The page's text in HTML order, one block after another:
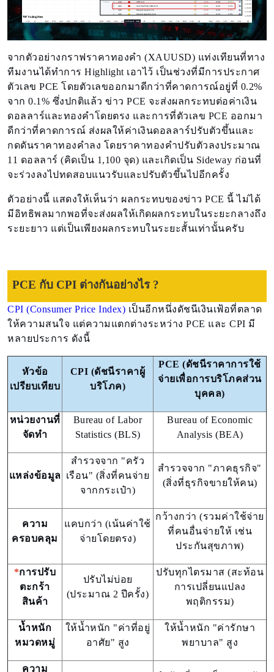
จากตัวอย่างกราฟราคาทองคำ (XAUUSD) แท่งเทียนที่ทาง
ทีมงานได้ทำการ Highlight เอาไว้ เป็นช่วงที่มีการประกาศ
ตัวเลข PCE โดยตัวเลขออกมาดีกว่าที่คาดการณ์อยู่ที่ 0.2%
จาก 0.1% ซึ่งปกติแล้ว ข่าว PCE จะส่งผลกระทบต่อค่าเงิน
ดอลลาร์และทองคำโดยตรง และการที่ตัวเลข PCE ออกมา
ดีกว่าที่คาดการณ์ ส่งผลให้ค่าเงินดอลลาร์ปรับตัวขึ้นและ
กดดันราคาทองคำลง โดยราคาทองคำปรับตัวลงประมาณ
11 ดอลลาร์ (คิดเป็น 1,100 จุด) และเกิดเป็น Sideway ก่อนที่
จะร่วงลงไปทดสอบแนวรับและปรับตัวขึ้นไปอีกครั้ง
ตัวอย่างนี้ แสดงให้เห็นว่า ผลกระทบของข่าว PCE นี้ ไม่ได้
มีอิทธิพลมากพอที่จะส่งผลให้เกิดผลกระทบในระยะกลางถึง
ระยะยาว แต่เป็นเพียงผลกระทบในระยะสั้นเท่านั้นครับ
PCE กับ CPI ต่างกันอย่างไร ?
CPI (Consumer Price Index) เป็นอีกหนึ่งดัชนีเงินเฟ้อที่ตลาด
ให้ความสนใจ แต่ความแตกต่างระหว่าง PCE และ CPI มี
หลายประการ ดังนี้
หัวข้อ
เปรียบเทียบ
CPI (ดัชนีราคาผู้
บริโภค)
PCE (ดัชนีราคาการใช้
จ่ายเพื่อการบริโภคส่วน
บุคคล)
หน่วยงานที่
จัดทำ
Bureau of Labor
Statistics (BLS)
Bureau of Economic
Analysis (BEA)
แหล่งข้อมูล
สำรวจจาก "ครัว
เรือน" (สิ่งที่คนจ่าย
จากกระเป๋า)
สำรวจจาก "ภาคธุรกิจ"
(สิ่งที่ธุรกิจขายให้คน)
ความ
ครอบคลุม
แคบกว่า (เน้นค่าใช้
จ่ายโดยตรง)
กว้างกว่า (รวมค่าใช้จ่าย
ที่คนอื่นจ่ายให้ เช่น
ประกันสุขภาพ)
*การปรับ
ตะกร้า
สินค้า
ปรับไม่บ่อย
(ประมาณ 2 ปีครั้ง)
ปรับทุกไตรมาส (สะท้อน
การเปลี่ยนแปลง
พฤติกรรม)
น้ำหนัก
หมวดหมู่
ให้น้ำหนัก "ค่าที่อยู่
อาศัย" สูง
ให้น้ำหนัก "ค่ารักษา
พยาบาล" สูง
ความ